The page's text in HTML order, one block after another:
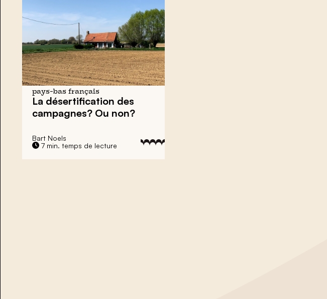
pays-bas français
La désertification des
campagnes? Ou non?
Bart Noels
7 min. temps de lecture